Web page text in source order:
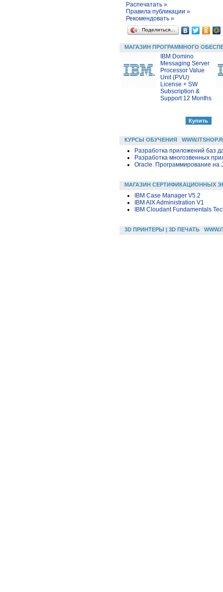
Распечатать »
Правила публикации »
Рекомендовать »
Поделиться…
МАГАЗИН ПРОГРАММНОГО
IBM Domino
Messaging Server
Processor Value
Unit (PVU)
License + SW
Subscription &
Support 12 Months
КУРСЫ ОБУЧЕНИЯ
Разработка приложений баз
Разработка многозвенных
Oracle. Программирование на
МАГАЗИН СЕРТИФИКАЦИОННЫХ
IBM Case Manager V5.2
IBM AIX Administration V1
IBM Cloudant Fundamentals
3D ПРИНТЕРЫ | 3D ПЕЧАТЬ